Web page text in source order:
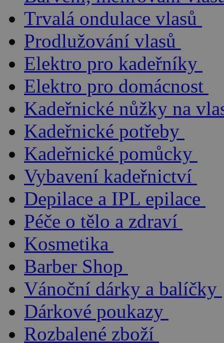
Trvalá ondulace vlasů
Prodlužování vlasů
Elektro pro kadeřníky
Elektro pro domácnost
Kadeřnické nůžky na
Kadeřnické potřeby
Kadeřnické pomůcky
Vybavení kadeřnictví
Depilace a IPL epilace
Péče o tělo a zdraví
Kosmetika
Barber Shop
Vánoční dárky a balíčky
Dárkové poukazy
Rozbalené zboží